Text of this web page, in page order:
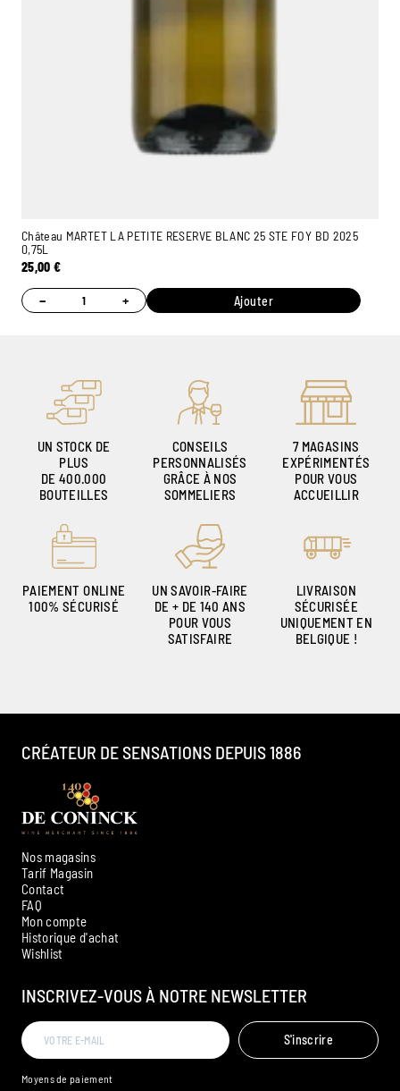
Château MARTET LA PETITE RESERVE BLANC 25 STE FOY BD 2025
0,75L
25,00€
− + Ajouter
UN STOCK DE
PLUS
DE 400.000
BOUTEILLES
CONSEILS
PERSONNALISÉS
GRÂCE À NOS
SOMMELIERS
7 MAGASINS
EXPÉRIMENTÉS
POUR VOUS
ACCUEILLIR
PAIEMENT ONLINE
100% SÉCURISÉ
UN SAVOIR-FAIRE
DE + DE 140 ANS
POUR VOUS
SATISFAIRE
LIVRAISON
SÉCURISÉE
UNIQUEMENT EN
BELGIQUE !
Nos magasins
Tarif Magasin
Contact
FAQ
Mon compte
Historique d'achat
Wishlist
INSCRIVEZ-VOUS À NOTRE NEWSLETTER
S'inscrire
CRÉATEUR DE SENSATIONS DEPUIS 1886
Moyens de paiement